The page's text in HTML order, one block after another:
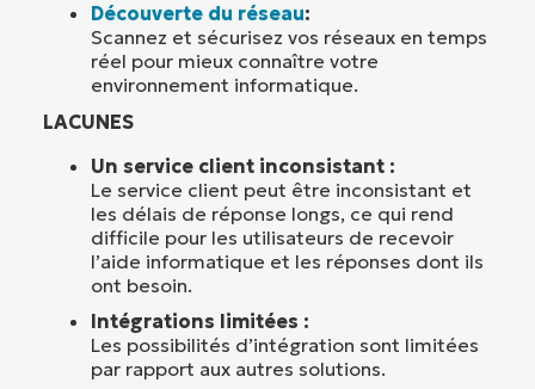
Découverte du réseau:
Scannez et sécurisez vos réseaux en temps
réel pour mieux connaître votre
environnement informatique.
LACUNES
Un service client inconsistant :
Le service client peut être inconsistant et
les délais de réponse longs, ce qui rend
difficile pour les utilisateurs de recevoir
l’aide informatique et les réponses dont ils
ont besoin.
Intégrations limitées :
Les possibilités d’intégration sont limitées
par rapport aux autres solutions.